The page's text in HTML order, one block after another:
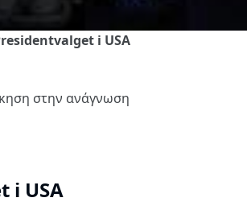
i USA
στην ανάγνωση
i USA